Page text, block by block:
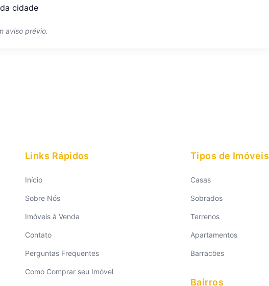
cidade
aviso prévio.
Links Rápidos
Início
Sobre Nós
Imóveis à Venda
Contato
Perguntas Frequentes
Como Comprar seu Imóvel
Tipos de Imóveis
Casas
Sobrados
Terrenos
Apartamentos
Barracões
Bairros